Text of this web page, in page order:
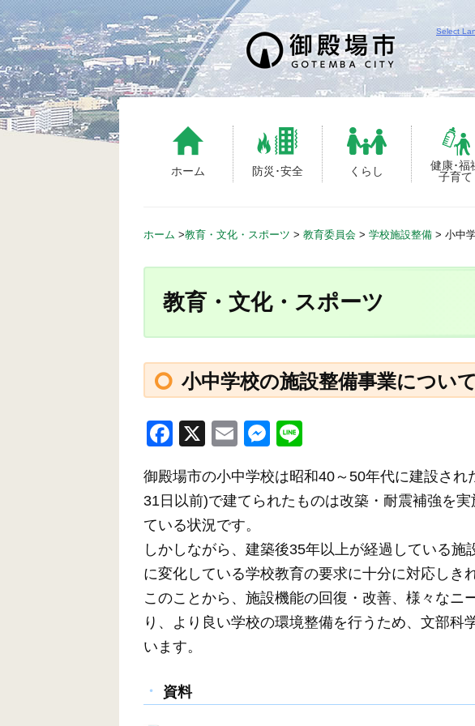
S
k
i
p
t
o
c
ホーム 防災･安全 くらし
健康･福
子育て
Select
ホーム >教育・文化・スポーツ > 教育委員会 > 学校施設整備 > 小中
教育・文化・スポーツ
小中学校の施設整備事業について
F
c
e
b
o
o
k
X
E
ail
M
ss
e
n
g
er
e
御殿場市の小中学校は昭和40～50年代に建設され
31日以前)で建てられたものは改築・耐震補強を
ている状況です。
しかしながら、建築後35年以上が経過している
に変化している学校教育の要求に十分に対応しき
このことから、施設機能の回復・改善、様々なニ
り、より良い学校の環境整備を行うため、文部科
います。
資料